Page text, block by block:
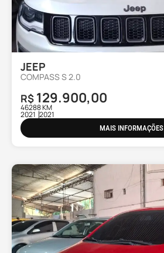
JEEP
COMPASS S 2.0
R$ 129.900,00
46288 KM
2021 2021
MAIS INFORMAÇÕES